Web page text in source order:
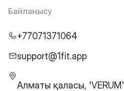
Байланысу
+77071371064
support@1fit.app
Алматы қаласы, 'VERUM'